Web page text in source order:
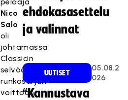
Nico
Salo
oli
johtamassa
Classicin
selvään
runkosarjan
voittoon
ehdokasasettelu
ja valinnat
UUTISET
05.08.2
026
“Kannustava